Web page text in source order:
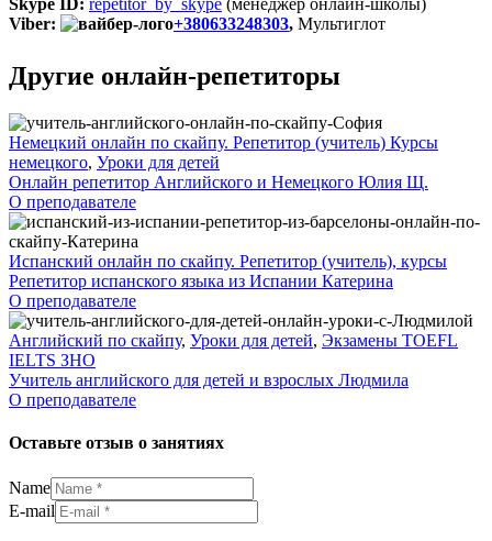
Skype ID: repetitor_by_skype (менеджер онлайн-школы)
Viber:
+380633248303, Мультиглот
Другие онлайн-репетиторы
Немецкий онлайн по скайпу. Репетитор (учитель) Курсы
немецкого, Уроки для детей
Онлайн репетитор Английского и Немецкого Юлия Щ.
О преподавателе
Испанский онлайн по скайпу. Репетитор (учитель), курсы
Репетитор испанского языка из Испании Катерина
О преподавателе
Английский по скайпу, Уроки для детей, Экзамены TOEFL
IELTS ЗНО
Учитель английского для детей и взрослых Людмила
О преподавателе
Оставьте отзыв о занятиях
Name
E-mail